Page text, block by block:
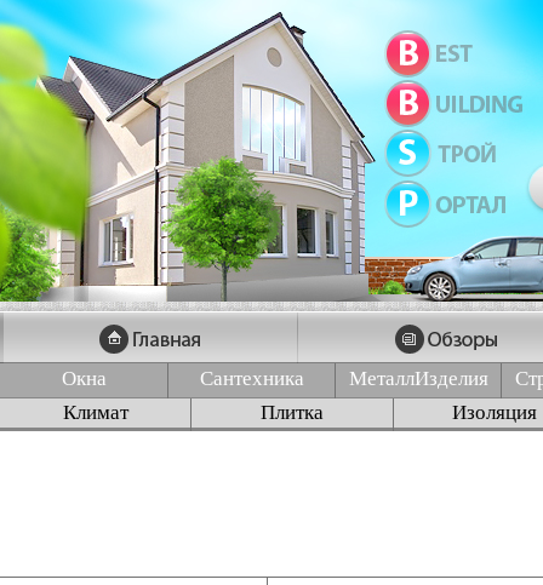
Окна Сантехника МеталлИзделия
Климат
Плитка Изоляция